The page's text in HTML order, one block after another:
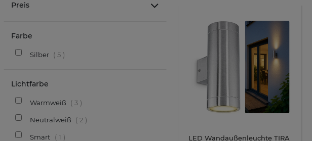
Preis
Farbe
Silber 5
Lichtfarbe
Warmweiß 3
Neutralweiß 2
Smart 1
LED Wandaußenleuchte TIRA